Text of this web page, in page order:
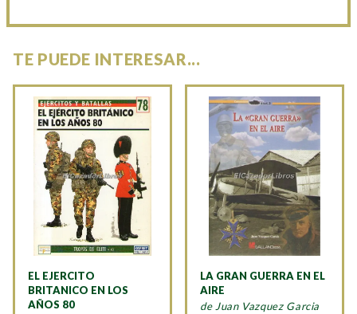
TE PUEDE INTERESAR...
EL EJERCITO
BRITANICO EN LOS
AÑOS 80
LA GRAN GUERRA EN EL
AIRE
de Juan Vazquez Garcia